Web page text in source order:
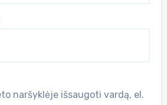
naršyklėje išsaugoti vardą, el.